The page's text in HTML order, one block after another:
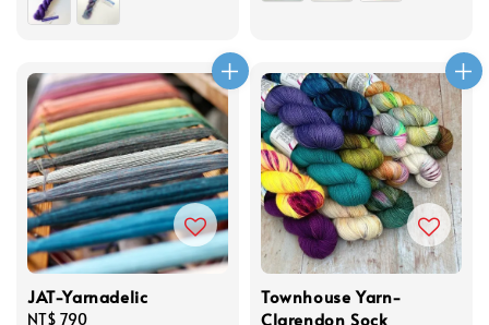
JAT-Yarnadelic
Regular
NT$ 790
Townhouse Yarn-
Clarendon Sock